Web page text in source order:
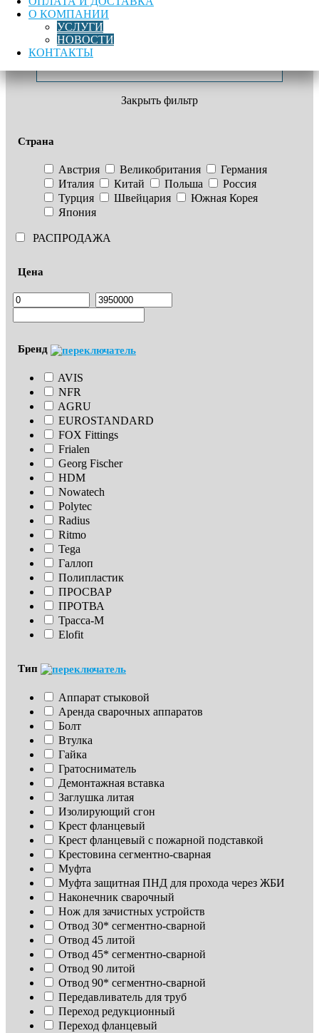
О КОМПАНИИ
УСЛУГИ
НОВОСТИ
КОНТАКТЫ
Хомут ремонтный DN080 (80-98) L200
Свертный хомут
Закрыть фильтр
Страна
Австрия Великобритания
Германия
Италия
Китай Польша
Россия
Турция
Швейцария
Южная Корея
Япония
РАСПРОДАЖА
Цена
Бренд
AVIS
NFR
AGRU
EUROSTANDARD
FOX Fittings
Frialen
Georg Fischer
HDM
Nowatech
Polytec
Radius
Ritmo
Tega
Галлоп
Полипластик
ПРОСВАР
ПРОТВА
Трасса-М
Elofit
Тип
Аппарат стыковой
Аренда сварочных аппаратов
Болт
Втулка
Гайка
Гратосниматель
Демонтажная вставка
Заглушка литая
Изoлирующий сгон
Крест фланцевый
Крест фланцевый с пожарной подставкой
Крестовина сегментно-сварная
Муфта
Муфта защитная ПНД для прохода через ЖБИ
Наконечник сварочный
Нож для зачистных устройств
Отвод 30* сегментно-сварной
Отвод 45 литой
Отвод 45* сегментно-сварной
Отвод 90 литой
Отвод 90* сегментно-сварной
Передавливатель для труб
Переход редукционный
Переход фланцевый